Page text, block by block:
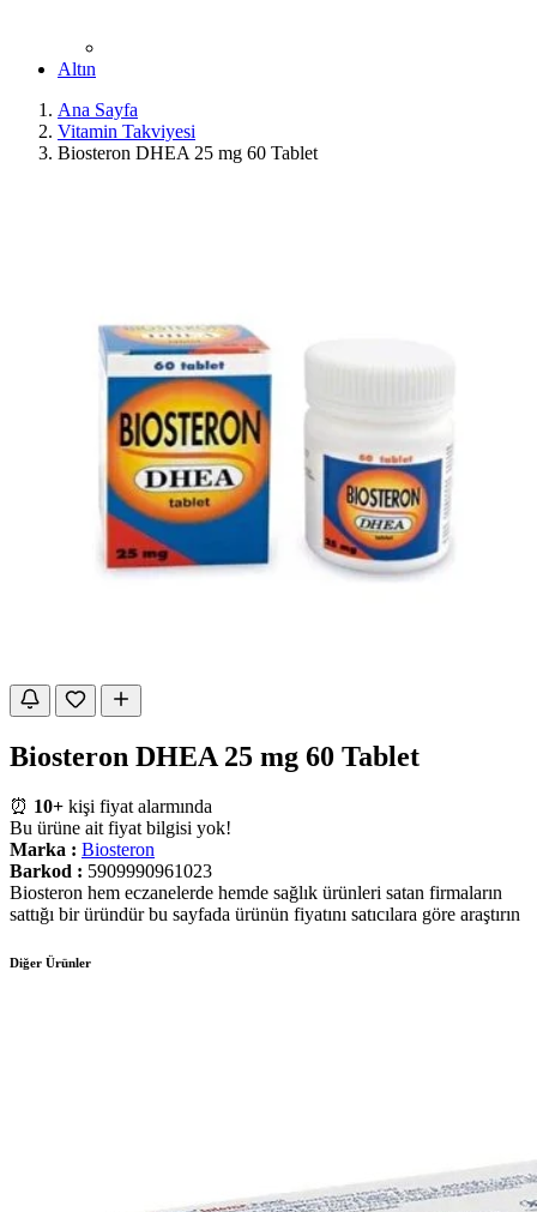
Altın
Ana Sayfa
Vitamin Takviyesi
Biosteron DHEA 25 mg 60 Tablet
Biosteron DHEA 25 mg 60 Tablet
⏰ 10+ kişi fiyat alarmında
Bu ürüne ait fiyat bilgisi yok!
Marka : Biosteron
Barkod : 5909990961023
Biosteron hem eczanelerde hemde sağlık ürünleri satan firmaların
sattığı bir üründür bu sayfada ürünün fiyatını satıcılara göre araştırın
Diğer Ürünler